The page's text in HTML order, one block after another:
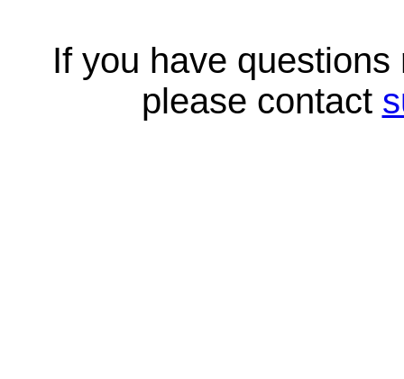
If you have
please contact